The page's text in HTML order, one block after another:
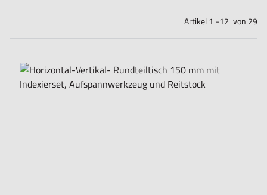
Artikel1 -12 von 29